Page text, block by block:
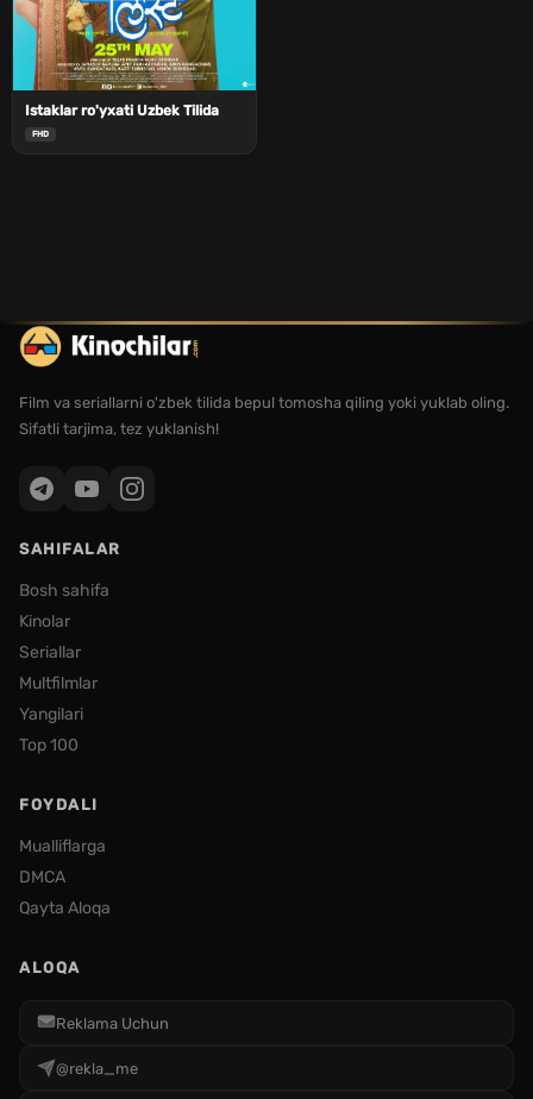
Istaklar ro'yxati Uzbek Tilida
FHD
Film va seriallarni o'zbek tilida bepul tomosha qiling yoki yuklab oling.
Sifatli tarjima, tez yuklanish!
SAHIFALAR
Bosh sahifa
Kinolar
Seriallar
Multfilmlar
Yangilari
Top 100
FOYDALI
Mualliflarga
DMCA
Qayta Aloqa
ALOQA
Reklama Uchun
@rekla_me